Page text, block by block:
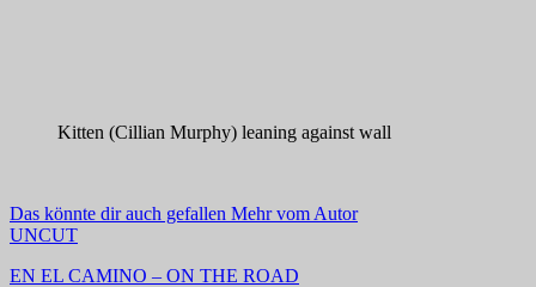
Kitten (Cillian Murphy) leaning against wall
Das könnte dir auch gefallen Mehr vom Autor
UNCUT
EN EL CAMINO – ON THE ROAD